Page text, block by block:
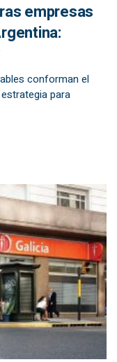
empresas
conforman el
para